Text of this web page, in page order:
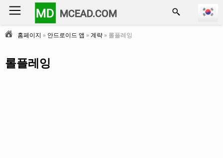
MD MCEAD.COM
홈페이지 » 안드로이드 앱 »계략» 롤플레잉
롤플레잉